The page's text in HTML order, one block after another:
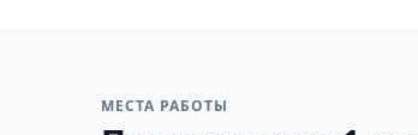
МЕСТА РАБОТЫ